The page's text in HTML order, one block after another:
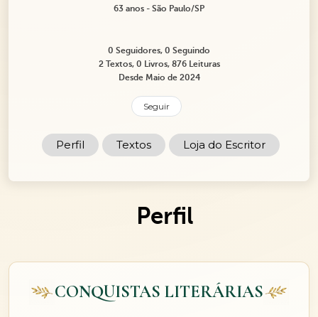
63 anos - São Paulo/SP
0 Seguidores, 0 Seguindo
2 Textos, 0 Livros, 876 Leituras
Desde Maio de 2024
Seguir
Perfil Textos Loja do Escritor
Perfil
CONQUISTAS LITERÁRIAS